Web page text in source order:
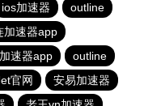
ios加速器
outline
加速器app
速器app
outline
官网
安易加速器